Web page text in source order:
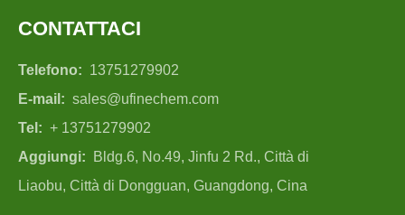
CONTATTACI
Telefono: 13751279902
E-mail: sales@ufinechem.com
Tel: + 13751279902
Aggiungi:
Bldg.6, No.49, Jinfu 2 Rd., Città di
Liaobu, Città di Dongguan, Guangdong, Cina